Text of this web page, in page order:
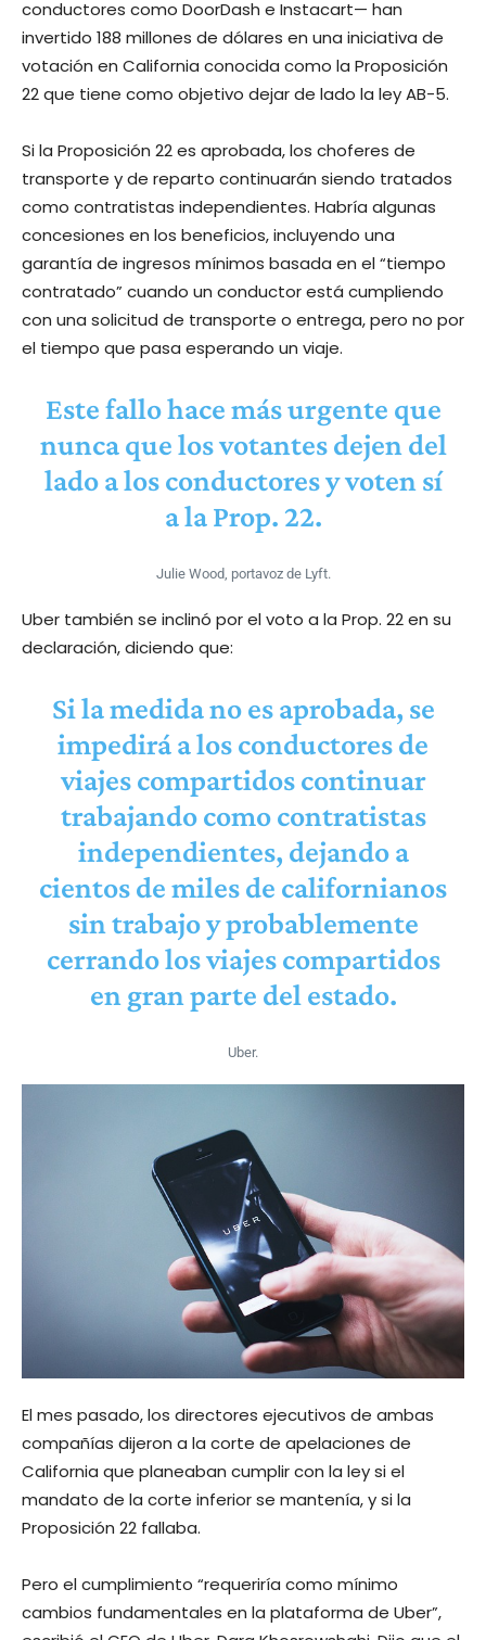
conductores como DoorDash e Instacart— han
invertido 188 millones de dólares en una iniciativa de
votación en California conocida como la Proposición
22 que tiene como objetivo dejar de lado la ley AB-5.
Si la Proposición 22 es aprobada, los choferes de
transporte y de reparto continuarán siendo tratados
como contratistas independientes. Habría algunas
concesiones en los beneficios, incluyendo una
garantía de ingresos mínimos basada en el “tiempo
contratado” cuando un conductor está cumpliendo
con una solicitud de transporte o entrega, pero no por
el tiempo que pasa esperando un viaje.
Este fallo hace más urgente que
nunca que los votantes dejen del
lado a los conductores y voten sí
a la Prop. 22.
Julie Wood, portavoz de Lyft.
Uber también se inclinó por el voto a la Prop. 22 en su
declaración, diciendo que:
Si la medida no es aprobada, se
impedirá a los conductores de
viajes compartidos continuar
trabajando como contratistas
independientes, dejando a
cientos de miles de californianos
sin trabajo y probablemente
cerrando los viajes compartidos
en gran parte del estado.
Uber.
El mes pasado, los directores ejecutivos de ambas
compañías dijeron a la corte de apelaciones de
California que planeaban cumplir con la ley si el
mandato de la corte inferior se mantenía, y si la
Proposición 22 fallaba.
Pero el cumplimiento “requeriría como mínimo
cambios fundamentales en la plataforma de Uber”,